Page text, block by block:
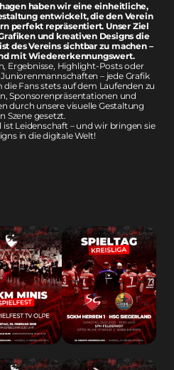
haben wir eine einheitliche,
entwickelt, die den Verein
perfekt repräsentiert. Unser Ziel
und kreativen Designs die
des Vereins sichtbar zu machen –
mit Wiedererkennungswert.
Ergebnisse, Highlight-Posts oder
– jede Grafik
Fans stets auf dem Laufenden zu
Sponsorenpräsentationen und
durch unsere visuelle Gestaltung
Szene gesetzt.
ist Leidenschaft – und wir bringen sie
in die digitale Welt!